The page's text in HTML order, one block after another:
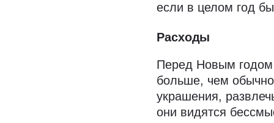
если в целом год
Расходы
Перед Новым годом
больше, чем
украшения,
они видятся